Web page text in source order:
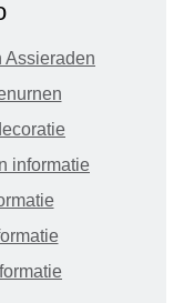
Assieraden
informatie